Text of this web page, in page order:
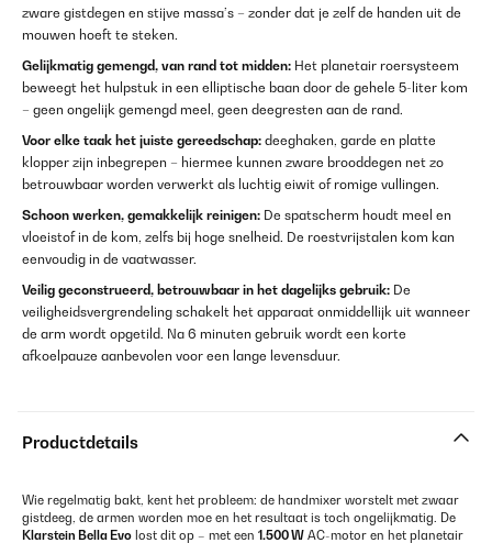
zware gistdegen en stijve massa’s – zonder dat je zelf de handen uit de
mouwen hoeft te steken.
Gelijkmatig gemengd, van rand tot midden: Het planetair roersysteem
beweegt het hulpstuk in een elliptische baan door de gehele 5-liter kom
– geen ongelijk gemengd meel, geen deegresten aan de rand.
Voor elke taak het juiste gereedschap: deeghaken, garde en platte
klopper zijn inbegrepen – hiermee kunnen zware brooddegen net zo
betrouwbaar worden verwerkt als luchtig eiwit of romige vullingen.
Schoon werken, gemakkelijk reinigen: De spatscherm houdt meel en
vloeistof in de kom, zelfs bij hoge snelheid. De roestvrijstalen kom kan
eenvoudig in de vaatwasser.
Veilig geconstrueerd, betrouwbaar in het dagelijks gebruik: De
veiligheidsvergrendeling schakelt het apparaat onmiddellijk uit wanneer
de arm wordt opgetild. Na 6 minuten gebruik wordt een korte
afkoelpauze aanbevolen voor een lange levensduur.
Productdetails
Wie regelmatig bakt, kent het probleem: de handmixer worstelt met zwaar
gistdeeg, de armen worden moe en het resultaat is toch ongelijkmatig. De
Klarstein Bella Evo lost dit op – met een 1.500 W AC-motor en het planetair